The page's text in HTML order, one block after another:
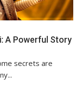
A Powerful Story
secrets are